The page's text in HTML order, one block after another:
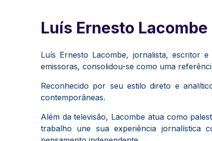
Luís Ernesto Lacombe
Luís Ernesto Lacombe, jornalista, escritor
emissoras, consolidou-se como uma
Reconhecido por seu estilo direto e
contemporâneas.
Além da televisão, Lacombe atua como
trabalho une sua experiência jornalística